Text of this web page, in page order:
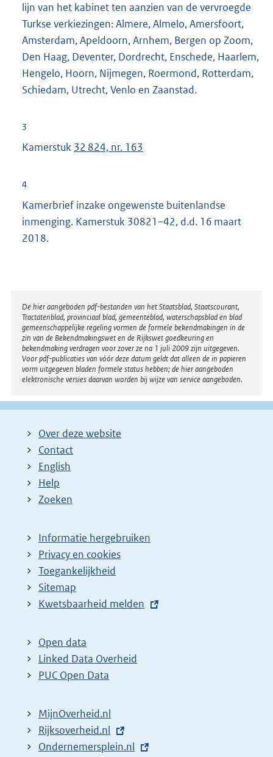
lijn van het kabinet ten aanzien van de vervroegde
Turkse verkiezingen: Almere, Almelo, Amersfoort,
Amsterdam, Apeldoorn, Arnhem, Bergen op Zoom,
Den Haag, Deventer, Dordrecht, Enschede, Haarlem,
Hengelo, Hoorn, Nijmegen, Roermond, Rotterdam,
Schiedam, Utrecht, Venlo en Zaanstad.
3
Kamerstuk 32 824, nr. 163
4
Kamerbrief inzake ongewenste buitenlandse
inmenging. Kamerstuk 30821–42, d.d. 16 maart
2018.
Disclaimer
De hier aangeboden pdf-bestanden van het Staatsblad, Staatscourant,
Tractatenblad, provinciaal blad, gemeenteblad, waterschapsblad en blad
gemeenschappelijke regeling vormen de formele bekendmakingen in de
zin van de Bekendmakingswet en de Rijkswet goedkeuring en
bekendmaking verdragen voor zover ze na 1 juli 2009 zijn uitgegeven.
Voor pdf-publicaties van vóór deze datum geldt dat alleen de in papieren
vorm uitgegeven bladen formele status hebben; de hier aangeboden
elektronische versies daarvan worden bij wijze van service aangeboden.
Over deze website
Contact
English
Help
Zoeken
Informatie hergebruiken
Privacy en cookies
Toegankelijkheid
Sitemap
E
t
e
r
l
i
n
Kwetsbaarheid melden
Open data
Linked Data Overheid
PUC Open Data
MijnOverheid.nl
E
x
Rijksoverheid.nl
E
Ondernemersplein.nl